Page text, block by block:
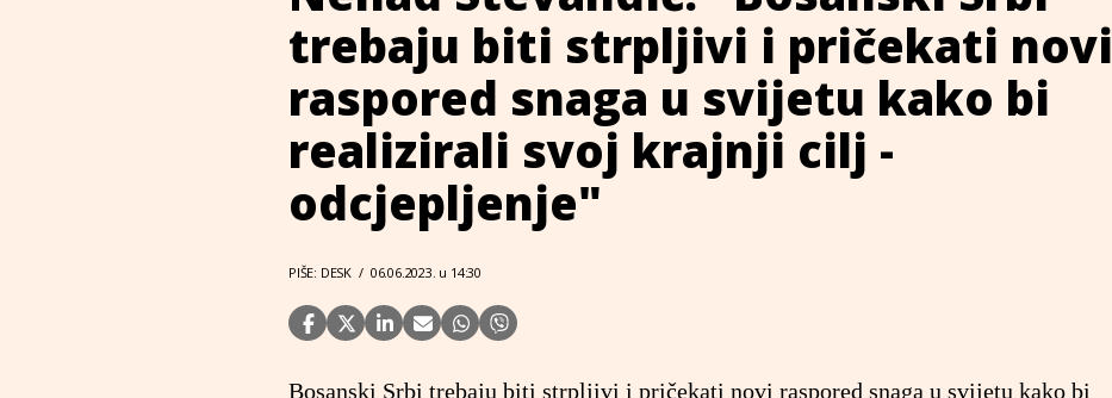
trebaju biti strpljivi i pričekati novi
raspored snaga u svijetu kako bi
realizirali svoj krajnji cilj -
odcjepljenje"
PIŠE: DESK / 06.06.2023. u 14:30
Bosanski Srbi trebaju biti strpljivi i pričekati novi raspored snaga u svijetu kako bi